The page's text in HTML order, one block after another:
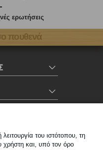
ερωτήσεις
πουθενά
χωρίς χρέωση),
του ιστότοπου, τη
χρήστη και, υπό τον όρο